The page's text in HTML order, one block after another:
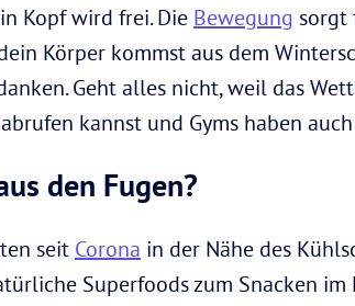
Kopf wird frei. Die Bewegung sorgt
Körper kommst aus dem
Geht alles nicht, weil das
kannst und Gyms haben
den Fugen?
seit Corona in der Nähe des
Superfoods zum Snacken